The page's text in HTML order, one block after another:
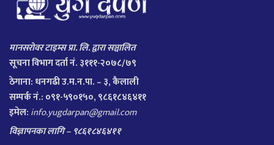
मानसरोवर टाइम्स प्रा. लि. द्वारा सञ्चालित
सूचना विभाग दर्ता नं. ३१११-२०७८/७९
ठेगाना: धनगढी उ.म.न.पा. – ३, कैलाली
सम्पर्क नं.: ०९१-५९०१५०, ९८६१८४६४११
इमेल: info.yugdarpan@gmail.com
विज्ञापनका लागि – ९८६१८४६४११